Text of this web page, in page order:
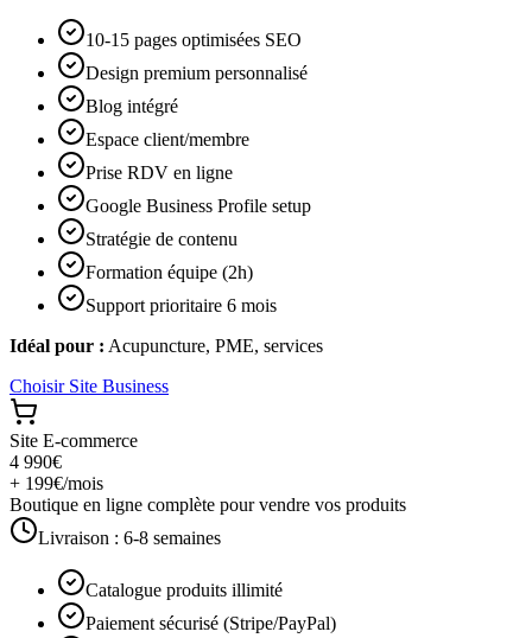
10-15 pages optimisées SEO
Design premium personnalisé
Blog intégré
Espace client/membre
Prise RDV en ligne
Google Business Profile setup
Stratégie de contenu
Formation équipe (2h)
Support prioritaire 6 mois
Idéal pour : Acupuncture, PME, services
Choisir Site Business
Site E-commerce
4 990€
+ 199€/mois
Boutique en ligne complète pour vendre vos produits
Livraison : 6-8 semaines
Catalogue produits illimité
Paiement sécurisé (Stripe/PayPal)